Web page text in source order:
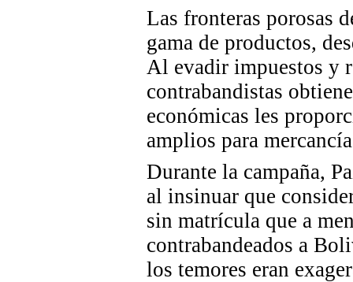
Las fronteras porosas
gama de productos,
Al evadir impuestos y
contrabandistas
económicas les
amplios para
Durante la campaña,
al insinuar que
sin matrícula que a
contrabandeados a
los temores eran